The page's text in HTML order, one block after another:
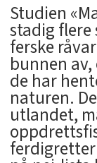
Studien
stadig flere
ferske
bunnen
de har
naturen.
utlandet,